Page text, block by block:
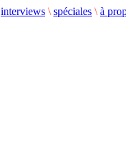
interviews \ spéciales \ à